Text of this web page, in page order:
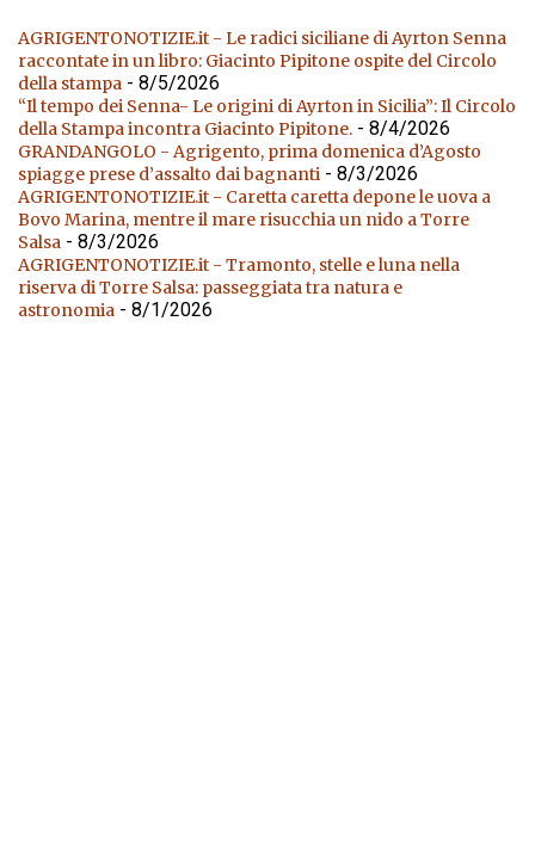
AGRIGENTONOTIZIE.it - Le radici siciliane di Ayrton Senna
raccontate in un libro: Giacinto Pipitone ospite del Circolo
della stampa - 8/5/2026
“Il tempo dei Senna- Le origini di Ayrton in Sicilia”: Il Circolo
della Stampa incontra Giacinto Pipitone. - 8/4/2026
GRANDANGOLO - Agrigento, prima domenica d’Agosto
spiagge prese d’assalto dai bagnanti - 8/3/2026
AGRIGENTONOTIZIE.it - Caretta caretta depone le uova a
Bovo Marina, mentre il mare risucchia un nido a Torre
Salsa - 8/3/2026
AGRIGENTONOTIZIE.it - Tramonto, stelle e luna nella
riserva di Torre Salsa: passeggiata tra natura e
astronomia - 8/1/2026